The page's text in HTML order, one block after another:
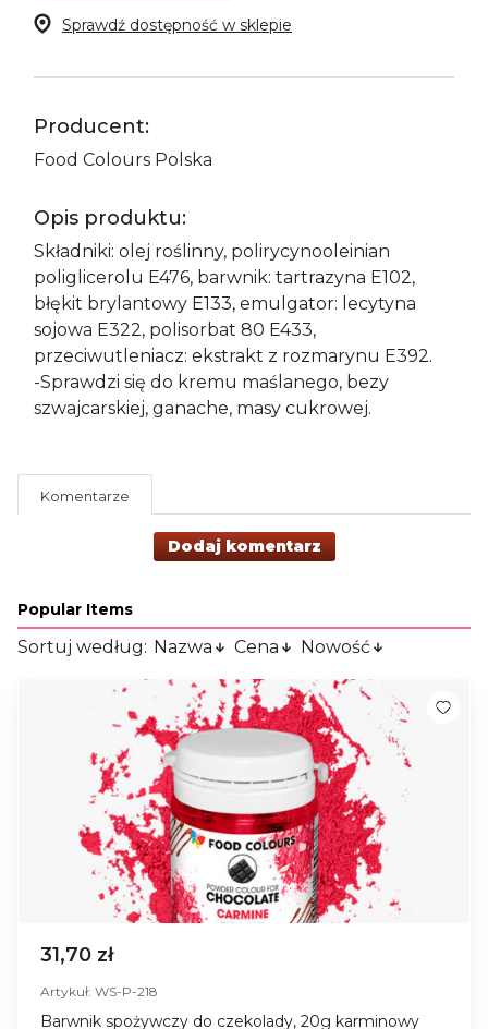
Sprawdź dostępność w sklepie
Producent:
Food Colours Polska
Opis produktu:
Składniki: olej roślinny, polirycynooleinian
poliglicerolu E476, barwnik: tartrazyna E102,
błękit brylantowy E133, emulgator: lecytyna
sojowa E322, polisorbat 80 E433,
przeciwutleniacz: ekstrakt z rozmarynu E392.
-Sprawdzi się do kremu maślanego, bezy
szwajcarskiej, ganache, masy cukrowej.
Komentarze
Dodaj komentarz
Popular Items
Sortuj według: Nazwa Cena Nowość
31,70 zł
Artykuł: WS-P-218
Barwnik spożywczy do czekolady, 20g karminowy